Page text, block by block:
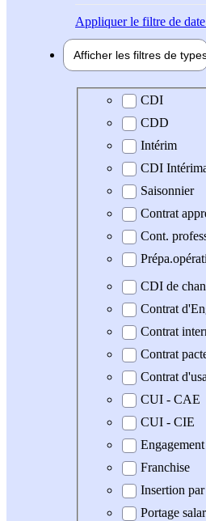
Appliquerle filtre de
Afficher les filtres de
Type de contrat
CDI
CDD
Intérim
CDI
Saisonnier
Contrat
Cont.
CDI de
Contrat
Contrat
Contrat
Contrat
CUI - CAE
CUI - CIE
Franchise
Insertion
Portage